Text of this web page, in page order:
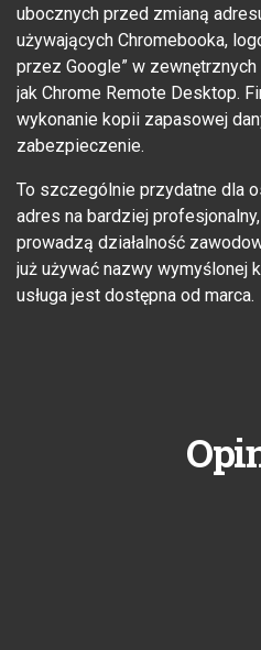
ubocznych przed zmianą
używających Chromebooka,
przez Google” w
jak Chrome Remote Desktop.
wykonanie kopii zapasowej
zabezpieczenie.
To szczególnie przydatne dla
adres na bardziej
prowadzą działalność
już używać nazwy wymyślonej
usługa jest dostępna od marca.